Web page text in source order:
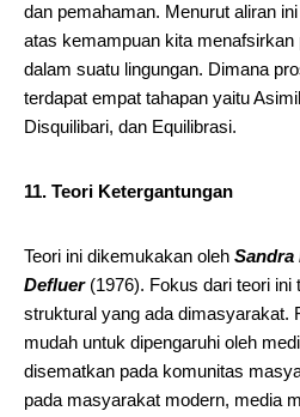
dan pemahaman. Menurut aliran
atas kemampuan kita menafsirkan
dalam suatu lingungan. Dimana
terdapat empat tahapan yaitu
Disquilibari, dan Equilibrasi.
11. Teori Ketergantungan
Teori ini dikemukakan oleh Sandra
Defluer(1976). Fokus dari teori ini
struktural yang ada dimasyarakat.
mudah untuk dipengaruhi oleh
disematkan pada komunitas
pada masyarakat modern, media